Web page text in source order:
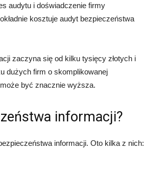
audytu i doświadczenie firmy
kosztuje audyt bezpieczeństwa
zaczyna się od kilku tysięcy złotych i
dużych firm o skomplikowanej
być znacznie wyższa.
informacji?
informacji. Oto kilka z nich: